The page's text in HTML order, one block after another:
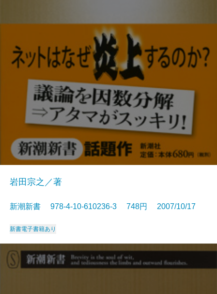
岩田宗之／著
新潮新書 978-4-10-610236-3 748円 2007/10/17
新書電子書籍あり